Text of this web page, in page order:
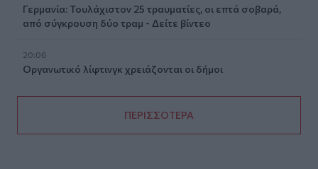
Γερμανία: Τουλάχιστον 25 τραυματίες, οι επτά σοβαρά,
από σύγκρουση δύο τραμ - Δείτε βίντεο
20:06
Οργανωτικό λίφτινγκ χρειάζονται οι δήμοι
ΠΕΡΙΣΣΟΤΕΡΑ